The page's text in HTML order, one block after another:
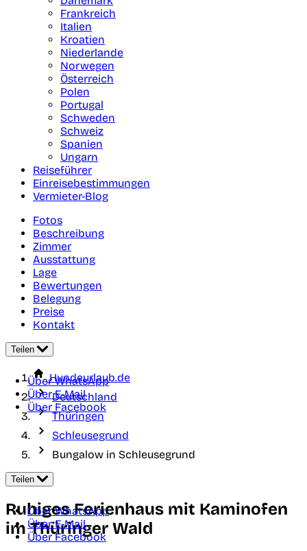
Frankreich
Italien
Kroatien
Niederlande
Norwegen
Österreich
Polen
Portugal
Schweden
Schweiz
Spanien
Ungarn
Reiseführer
Einreisebestimmungen
Vermieter-Blog
Fotos
Beschreibung
Zimmer
Ausstattung
Lage
Bewertungen
Belegung
Preise
Kontakt
Teilen
Über WhatsApp
Über E-Mail
Über Facebook
Hundeurlaub.de
Deutschland
Thüringen
Schleusegrund
Bungalow in Schleusegrund
Teilen
Über WhatsApp
Über E-Mail
Über Facebook
Ruhiges Ferienhaus mit Kaminofen
im Thüringer Wald